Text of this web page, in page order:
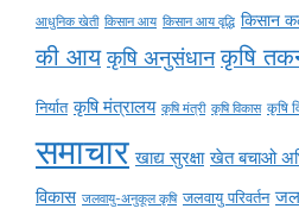
आधुनिक खेती किसान आय किसान आय वृद्धि किसान
की आय कृषि अनुसंधान कृषि
निर्यात कृषि मंत्रालय कृषि मंत्री कृषि विकास कृषि
समाचार खाद्य सुरक्षा खेत बचाओ
विकास जलवायु-अनुकूल कृषि जलवायु परिवर्तन जल